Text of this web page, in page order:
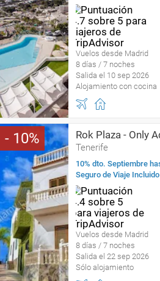
Vuelos desde Madrid
8 días / 7 noches
Salida el 10 sep 2026
Alojamiento con cocina
10 Rok Plaza - Only
Tenerife
10% dto. Septiembre
Seguro de Viaje Incluido
Vuelos desde Madrid
8 días / 7 noches
Salida el 22 sep 2026
Sólo alojamiento